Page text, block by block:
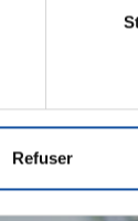
et
à tout
Refuser